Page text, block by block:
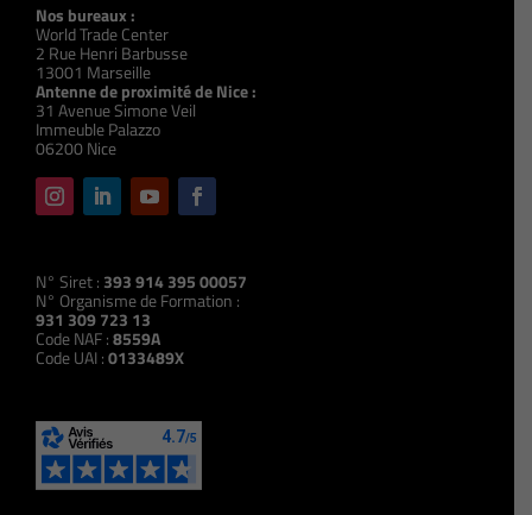
Nos bureaux :
World Trade Center
2 Rue Henri Barbusse
13001 Marseille
Antenne de proximité de Nice :
31 Avenue Simone Veil
Immeuble Palazzo
06200 Nice
N° Siret : 393 914 395 00057
N° Organisme de Formation :
931 309 723 13
Code NAF :8559A
Code UAI :0133489X